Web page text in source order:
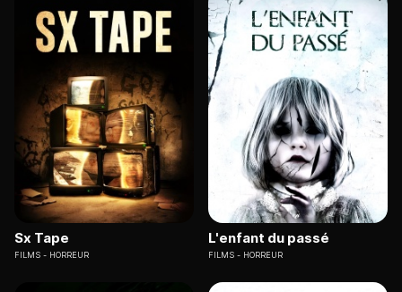
Sx Tape
FILMS HORREUR
L'enfant du passé
FILMS HORREUR